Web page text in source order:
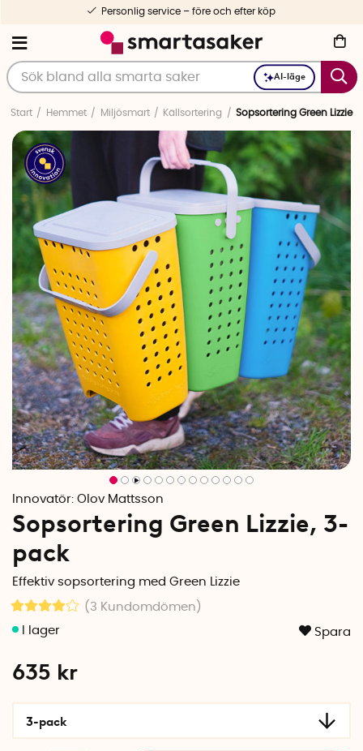
AI-läge
Personlig service – före och efter köp
Start Hemmet Miljösmart Källsortering Sopsortering Green Lizzie
Innovatör: Olov Mattsson
Sopsortering Green Lizzie, 3-
pack
Effektiv sopsortering med Green Lizzie
(3 Kundomdömen )
Spara
635 kr
3-pack